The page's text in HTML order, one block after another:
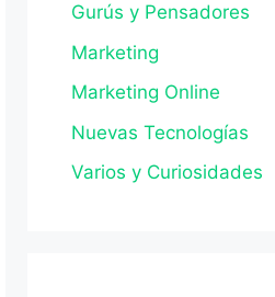
Gurús y Pensadores
Marketing
Marketing Online
Nuevas Tecnologías
Varios y Curiosidades